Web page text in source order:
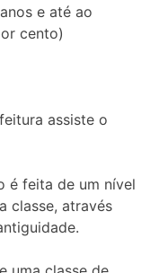
e até ao
cento)
assiste o
é feita de um nível
classe, através